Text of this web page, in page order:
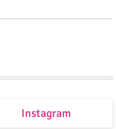
Instagram